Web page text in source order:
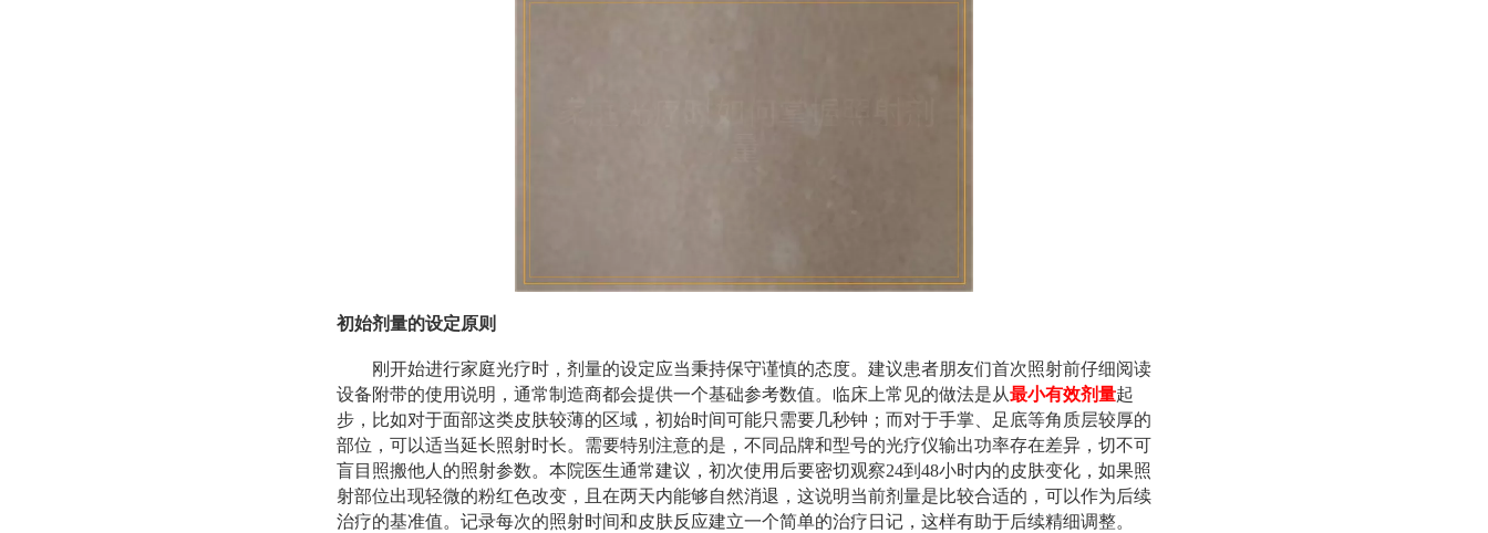
初始剂量的设定原则
刚开始进行家庭光疗时，剂量的设定应当秉持保守谨慎的态度。建议患者朋友们首次照射前仔细阅读
设备附带的使用说明，通常制造商都会提供一个基础参考数值。临床上常见的做法是从最小有效剂量起
步，比如对于面部这类皮肤较薄的区域，初始时间可能只需要几秒钟；而对于手掌、足底等角质层较厚的
部位，可以适当延长照射时长。需要特别注意的是，不同品牌和型号的光疗仪输出功率存在差异，切不可
盲目照搬他人的照射参数。本院医生通常建议，初次使用后要密切观察24到48小时内的皮肤变化，如果照
射部位出现轻微的粉红色改变，且在两天内能够自然消退，这说明当前剂量是比较合适的，可以作为后续
治疗的基准值。记录每次的照射时间和皮肤反应建立一个简单的治疗日记，这样有助于后续精细调整。